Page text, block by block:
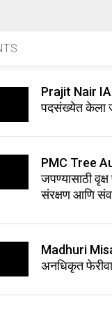
Prajit Nair
पदसंख्येत केला
PMC Tree
जपण्यासाठी
संरक्षण आणि
Madhuri Misal
अनधिकृत